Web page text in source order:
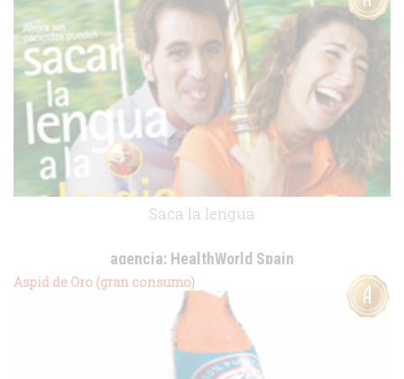
Saca la lengua
agencia: HealthWorld Spain
cliente:
Aspid de Oro (gran consumo)